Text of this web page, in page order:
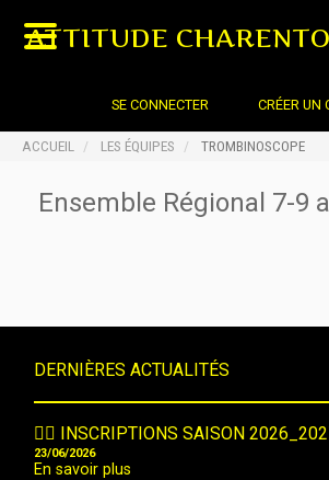
ATTITUDE
SE CONNECTER CRÉER UN
ACCUEIL LES ÉQUIPES TROMBINOSCOPE
Ensemble Régional 7-9
DERNIÈRES ACTUALITÉS
🤸‍♀️ INSCRIPTIONS SAISON
23/06/2026
En savoir plus